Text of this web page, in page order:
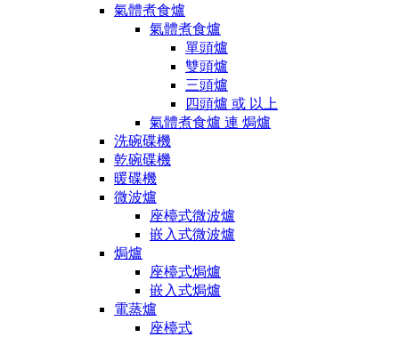
氣體煮食爐
氣體煮食爐
單頭爐
雙頭爐
三頭爐
四頭爐 或 以上
氣體煮食爐 連 焗爐
洗碗碟機
乾碗碟機
暖碟機
微波爐
座檯式微波爐
嵌入式微波爐
焗爐
座檯式焗爐
嵌入式焗爐
電蒸爐
座檯式